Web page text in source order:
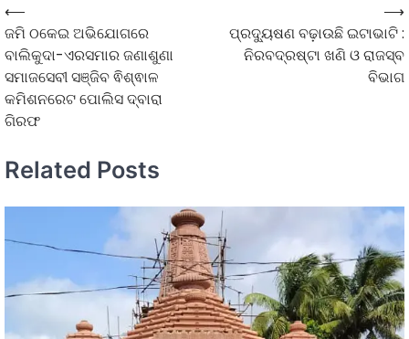
⟵
ଜମି ଠକେଇ ଅଭିଯୋଗରେ
ବାଲିକୁଦା-ଏରସମାର ଜଣାଶୁଣା
ସମାଜସେବୀ ସଞ୍ଜିବ ଵିଶ୍ଵାଳ
କମିଶନରେଟ ପୋଲିସ ଦ୍ବାରା
ଗିରଫ
ପ୍ରଦ୍ୟୁଷଣ ବଢ଼ାଉଛି ଇଟାଭାଟି :
ନିରବଦ୍ରଷ୍ଟା ଖଣି ଓ ରାଜସ୍ବ
ବିଭାଗ
⟶
Related Posts